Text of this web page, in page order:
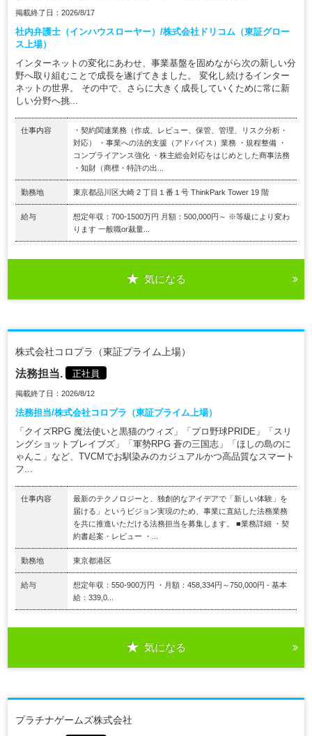
掲載終了日：2026/8/17
社内弁護士（インハウスローヤー）/株式会社ドリコム（東証グロー
ス上場）
インターネットの変化にあわせ、事業基盤を固めながら次の新しい分
野へ取り組むことで成長を遂げてきました。 変化し続けるインター
ネットの世界。 その中で、さらに大きく成長していくために常に新
しい分野へ挑...
仕事内容
・契約関連業務（作成、レビュー、保管、管理、リスク分析・
対応） ・事業への法的支援（アドバイス）業務 ・規程整備 ・
コンプライアンス強化 ・株主総会対応をはじめとした商事法務
・知財（商標・特許の出...
勤務地 東京都品川区大崎 2 丁目１番１号 ThinkPark Tower 19 階
給与
想定年収：700-1500万円 月額：500,000円～ ※等級により変わ
ります 一般職or裁量...
気になる
株式会社コロプラ（東証プライム上場）
法務担当. 正社員
掲載終了日：2026/8/12
法務担当/株式会社コロプラ（東証プライム上場）
「クイズRPG 魔法使いと黒猫のウィズ」「プロ野球PRIDE」「スリ
ングショットブレイブズ」「軍勢RPG 蒼の三国志」「ほしの島のに
ゃんこ」など、TVCMでお馴染みのカジュアルかつ高品質なスマート
フ...
仕事内容
最新のテクノロジーと、独創的なアイデアで「新しい体験」を
届ける」というビジョン実現のため、事業に直結した法務業務
を共に推進いただける法務担当を募集します。 ■業務詳細 ・契
約書起案・レビュー ・...
勤務地 東京都港区
給与
想定年収：550-900万円 ・月額：458,334円～750,000円 - 基本
給：339,0...
気になる
プラチナゲームズ株式会社